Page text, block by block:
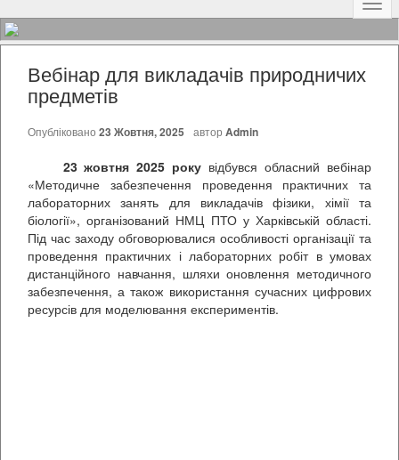
Вебінар для викладачів природничих
предметів
Опубліковано 23 Жовтня, 2025 автор Admin
23жовтня2025 року відбувся обласний вебінар
«Методичне забезпечення проведення практичних та
лабораторних занять для викладачів фізики, хімії та
біології», організований НМЦ ПТО у Харківській області.
Під час заходу обговорювалися особливості організації та
проведення практичних і лабораторних робіт в умовах
дистанційного навчання, шляхи оновлення методичного
забезпечення, а також використання сучасних цифрових
ресурсів для моделювання експериментів.